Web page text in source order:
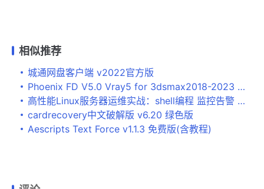
相似推荐
城通网盘客户端 v2022官方版
Phoenix FD V5.0 Vray5 for 3dsmax2018-2023 破解汉化版(附安装方法) 64位
高性能Linux服务器运维实战：shell编程 监控告警 性能优化与实战案例 PDF完整版
cardrecovery中文破解版 v6.20 绿色版
Aescripts Text Force v1.1.3 免费版(含教程)